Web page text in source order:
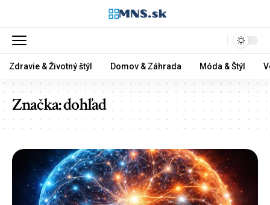
Zdravie & Životný štýl Domov & Záhrada Móda & Štýl
Značka:dohľad